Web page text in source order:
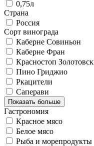
0,75л
Страна
Россия
Сорт винограда
Каберне Совиньон
Каберне Фран
Красностоп
Пино Гриджио
Ркацители
Саперави
Показать больше
Гастрономия
Красное мясо
Белое мясо
Рыба и морепродукты